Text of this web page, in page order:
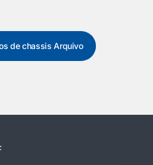
de chassis Arquivo